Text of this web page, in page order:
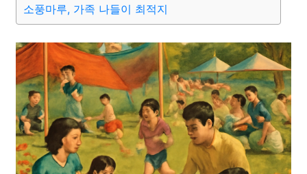
부동산 외국어 교육 교통 생활 기타
소풍마루, 가족 나들이 최적지